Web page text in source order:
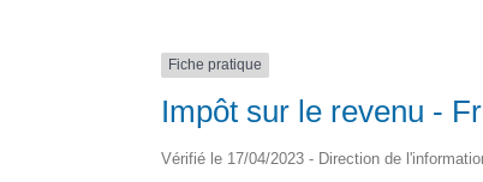
Fiche pratique
Impôt sur le revenu -
Vérifié le 17/04/2023 - Direction de